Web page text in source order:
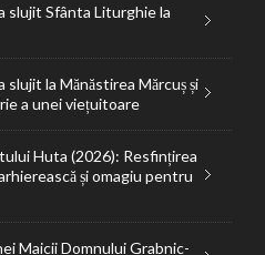
slujit Sfânta Liturghie la
la Mănăstirea Mărcuș și
a unei viețuitoare
Huta (2026): Resfințirea
și omagiu pentru
Maicii Domnului Grabnic-